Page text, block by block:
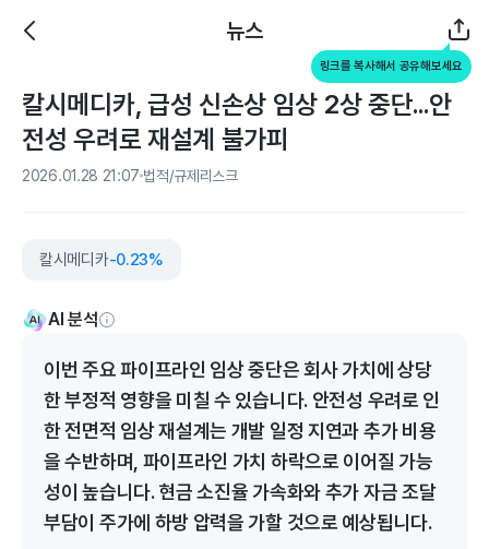
뉴스
링크를 복사해서 공유해보세요
칼시메디카, 급성 신손상 임상 2상 중단...안
전성 우려로 재설계 불가피
2026.01.28 21:07 법적/규제리스크
칼시메디카-0.23%
AI 분석
이번 주요 파이프라인 임상 중단은 회사 가치에 상당
한 부정적 영향을 미칠 수 있습니다. 안전성 우려로 인
한 전면적 임상 재설계는 개발 일정 지연과 추가 비용
을 수반하며, 파이프라인 가치 하락으로 이어질 가능
성이 높습니다. 현금 소진율 가속화와 추가 자금 조달
부담이 주가에 하방 압력을 가할 것으로 예상됩니다.